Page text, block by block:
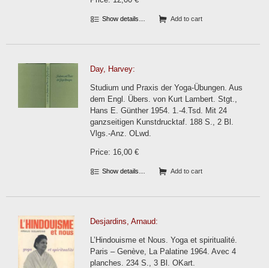
Show details… Add to cart
Day, Harvey:
Studium und Praxis der Yoga-Übungen. Aus
dem Engl. Übers. von Kurt Lambert. Stgt.,
Hans E. Günther 1954. 1.-4.Tsd. Mit 24
ganzseitigen Kunstdrucktaf. 188 S., 2 Bl.
Vlgs.-Anz. OLwd.
Price: 16,00 €
Show details… Add to cart
Desjardins, Arnaud:
L’Hindouisme et Nous. Yoga et spiritualité.
Paris – Genève, La Palatine 1964. Avec 4
planches. 234 S., 3 Bl. OKart.